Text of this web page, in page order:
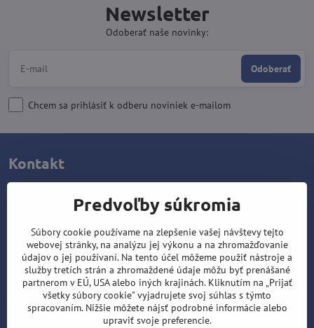
Newsletter
Odoberať naše novinky:
Odoberať
Chcem sa prihlásiť k odberu noviniek e-mailom
Kontakt
Ostrava-Hrabůvka
700 30
T: +420 553 038 721
info@sipky-obchod.sk
https://www.facebook.com/sipky.obchod/
Predvoľby súkromia
Súbory cookie používame na zlepšenie vašej návštevy tejto
webovej stránky, na analýzu jej výkonu a na zhromažďovanie
údajov o jej používaní. Na tento účel môžeme použiť nástroje a
služby tretích strán a zhromaždené údaje môžu byť prenášané
partnerom v EÚ, USA alebo iných krajinách. Kliknutím na „Prijať
všetky súbory cookie" vyjadrujete svoj súhlas s týmto
spracovaním. Nižšie môžete nájsť podrobné informácie alebo
upraviť svoje preferencie.